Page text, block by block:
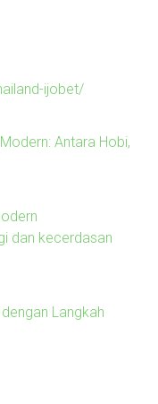
ijobet/
Antara Hobi,
dan kecerdasan
Langkah